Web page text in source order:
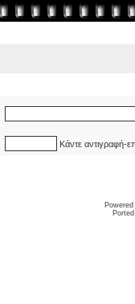
Κάντε αντιγραφή-